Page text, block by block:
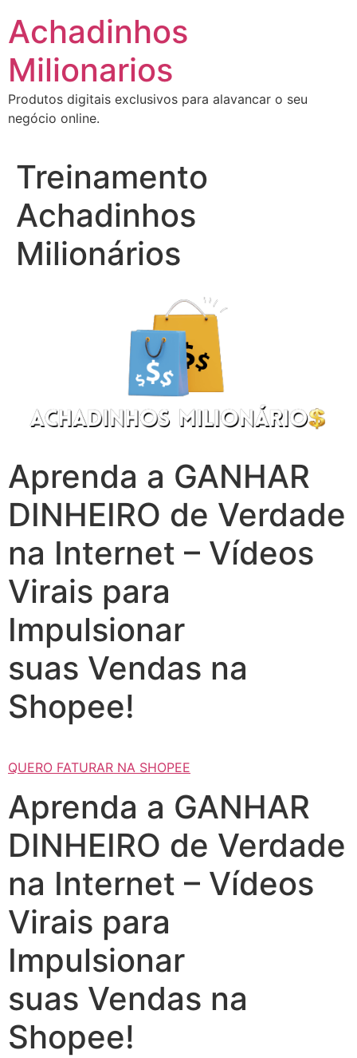
para
conteúdo
Achadinhos
Milionarios
Produtos digitais exclusivos para alavancar o seu
negócio online.
Treinamento
Achadinhos
Milionários
Aprenda a GANHAR
DINHEIRO de Verdade
na Internet – Vídeos
Virais para
Impulsionar
suas Vendas na
Shopee!
QUERO FATURAR NA SHOPEE
Aprenda a GANHAR
DINHEIRO de Verdade
na Internet – Vídeos
Virais para
Impulsionar
suas Vendas na
Shopee!